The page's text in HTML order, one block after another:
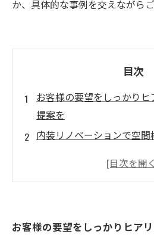
か、具体的な事例を交えながらご
目次
お客様の要望をしっかり
提案を
内装リノベーションで空
洗練された内装デザインで
策
お客様の要望をしっかりヒア